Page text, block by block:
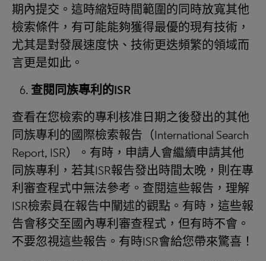
期內提交。這時縮短時間範圍的同時放寬其他
檢索條件，有可能能夠獲得最優的現有技術，
尤其是對發展速度快、技術更迭頻繁的領域而
言更是如此。
查閱同族專利的ISR
查看在您檢索的專利核准日期之後發出的其他
同族專利的國際檢索報告（International Search
Report, ISR）。有時，申請人會繼續申請其他
同族專利，若其ISR報告發出時間太晚，則在專
利審查程式中無法參考。查閱這些報告，理解
ISR檢索員在報告中闡述的觀點。有時，這些報
告會移交至國內專利審查程式，但有時不會。
不要忽視這些報告。有時ISR會給您帶來驚喜！